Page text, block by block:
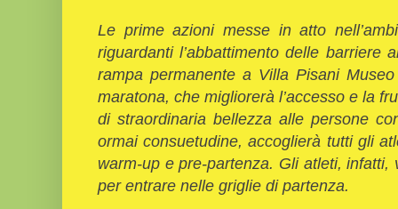
Le prime azioni messe in atto
riguardanti l’abbattimento delle barriere
rampa permanente a Villa Pisani
maratona, che migliorerà l’accesso e la
di straordinaria bellezza alle persone
ormai consuetudine, accoglierà tutti gli
warm-up e pre-partenza. Gli atleti,
per entrare nelle griglie di partenza.